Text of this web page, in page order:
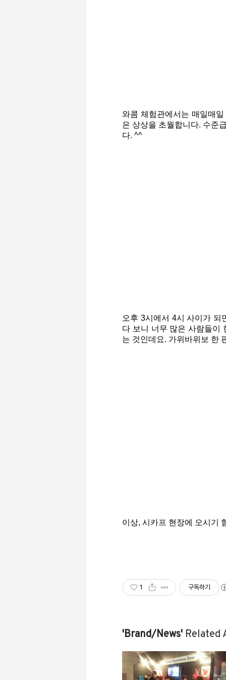
와콤 체험관에서는 매일매일
은 상상을 초월합니다. 수준
다. ^^
오후 3시에서 4시 사이가 되
다 보니 너무 많은 사람들이
는 것인데요. 가위바위보 한
이상, 시카프 현장에 오시기
1 구독하기
'Brand/News' Related